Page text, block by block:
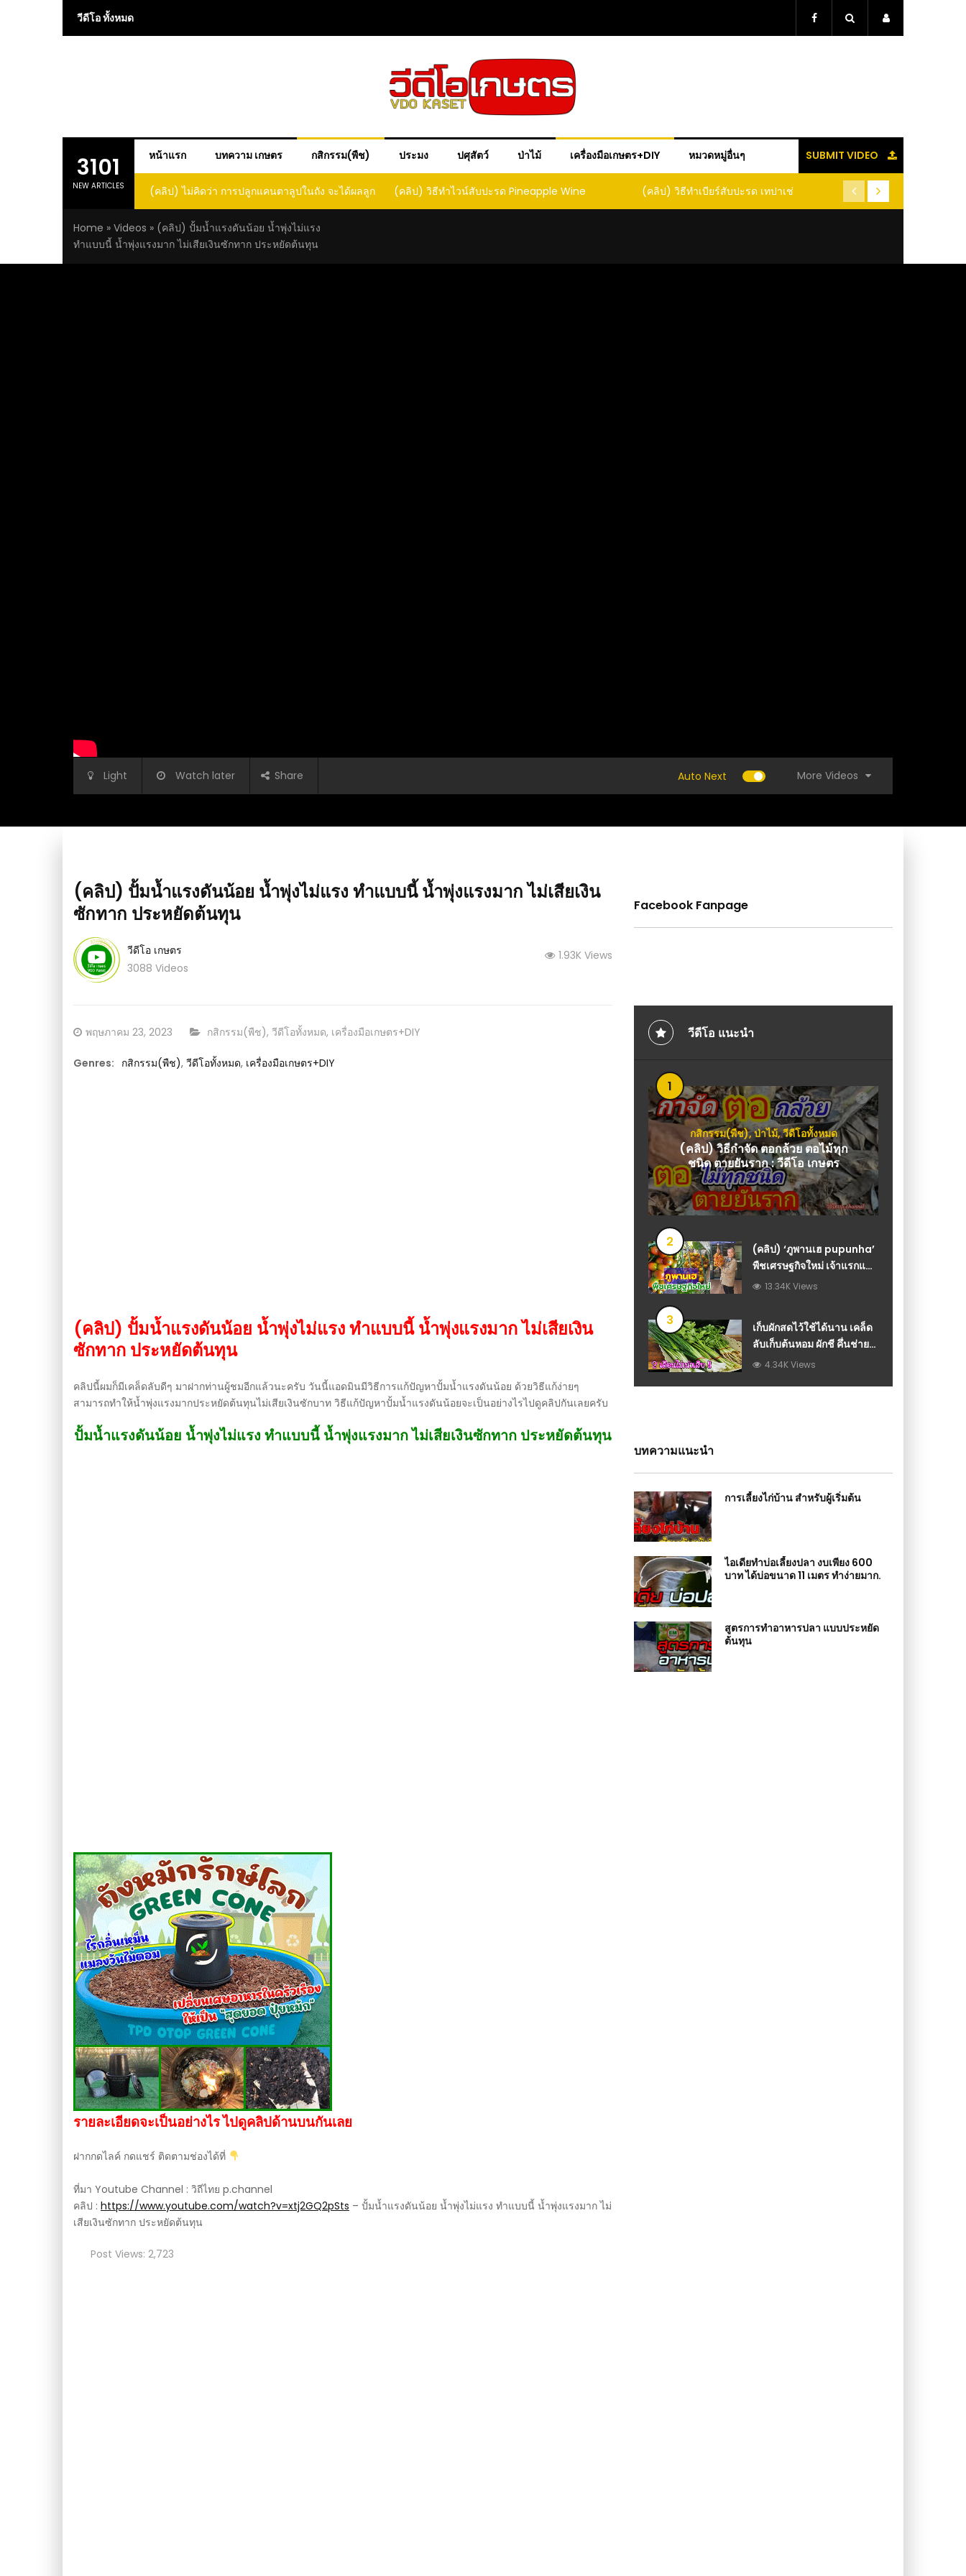
วีดีโอ ทั้งหมด
3101
NEW ARTICLES
หน้าแรก บทความ เกษตร กสิกรรม(พืช) ประมง ปศุสัตว์ ป่าไม้ เครื่องมือเกษตร+DIY หมวดหมู่อื่นๆ SUBMIT VIDEO
ปลูกแคนตาลูปในถัง จะได้ผลลูก
in a barrel would yield
(คลิป) วิธีทำไวน์สับปะรด Pineapple Wine (คลิป) วิธีทำเบียร์สับปะรด เทปาเช่
(คลิป) รู้แล้วจะหนาว!! หัวเดียว สูตรกำจัดเพลี้ย มด
หนอนแมลง หนีกระเจิงทั้งสวน ลองทำดูสิ
(คลิป) ปลูกทุเรียนง่ายๆ ปลูก
ต้นคู่ แบบเสียบยอ
Home » Videos » (คลิป) ปั้มน้ำแรงดันน้อย น้ำพุ่งไม่แรง
ทำแบบนี้ น้ำพุ่งแรงมาก ไม่เสียเงินซักทาก ประหยัดต้นทุน
Light Watch later Share Auto Next More Videos
ถ่านเป็นอย่างไร : (คลิป) วิธีทำหัวโยกน้ำบาดาลด้วยมือ : วีดีโอ เกษตร
(คลิป) 10 อันดับ ผักปลูกง่าย ขายเร็ว รวยไว : วีดีโอ
(คลิป) ปั้มน้ำแรงดันน้อย น้ำพุ่งไม่แรง ทำแบบนี้ น้ำพุ่งแรงมาก ไม่เสียเงิน
ซักทาก ประหยัดต้นทุน
วีดีโอ เกษตร
3088 Videos
1.93K Views
Posted
พฤษภาคม 23, 2023 CATEGORY:
กสิกรรม(พืช), วีดีโอทั้งหมด, เครื่องมือเกษตร+DIY
Genres: กสิกรรม(พืช), วีดีโอทั้งหมด, เครื่องมือเกษตร+DIY
(คลิป) ปั้มน้ำแรงดันน้อย น้ำพุ่งไม่แรง ทำแบบนี้ น้ำพุ่งแรงมาก ไม่เสียเงิน
ซักทาก ประหยัดต้นทุน
คลิปนี้ผมก็มีเคล็ดลับดีๆ มาฝากท่านผู้ชมอีกแล้วนะครับ วันนี้แอดมินมีวิธีการแก้ปัญหาปั้มน้ำแรงดันน้อย ด้วยวิธีแก้ง่ายๆ
สามารถทำให้น้ำพุ่งแรงมากประหยัดต้นทุนไม่เสียเงินซักบาท วิธีแก้ปัญหาปั้มน้ำแรงดันน้อย​​จะเป็นอย่างไรไปดูคลิปกันเลยครับ
ปั้มน้ำแรงดันน้อย น้ำพุ่งไม่แรง ทำแบบนี้ น้ำพุ่งแรงมาก ไม่เสียเงินซักทาก ประหยัดต้นทุน
รายละเอียดจะเป็นอย่างไร ไปดูคลิปด้านบนกันเลย
ฝากกดไลค์ กดแชร์ ติดตามช่องได้ที่
ที่มา Youtube Channel : วิถีไทย p.channel
คลิป : https://www.youtube.com/watch?v=xtj2GQ2pSts – ปั้มน้ำแรงดันน้อย น้ำพุ่งไม่แรง ทำแบบนี้ น้ำพุ่งแรงมาก ไม่
เสียเงินซักทาก ประหยัดต้นทุน
Post Views: 2,723
Facebook Fanpage
วีดีโอ แนะนำ
1
กสิกรรม(พืช),ป่าไม้,วีดีโอทั้งหมด
(คลิป) วิธีกำจัด ตอกล้วย ตอไม้ทุก
ชนิด ตายยันราก : วีดีโอ เกษตร
2
(คลิป) ‘ภูพานเฮ pupunha’
พืชเศรษฐกิจใหม่ เจ้าแรกและ
เจ้าเดียวในไทย : วีดีโอ
13.34K Views
3
เก็บผักสดไว้ใช้ได้นาน เคล็ด
ลับเก็บต้นหอม ผักชี คึ่นช่าย
เก็บแบบนี้ 2 เดือนก็ไม่เน่า
4.34K Views
บทความแนะนำ
การเลี้ยงไก่บ้าน สำหรับผู้เริ่มต้น
ไอเดียทำบ่อเลี้ยงปลา งบเพียง 600
บาท ได้บ่อขนาด 11 เมตร ทำง่ายมาก.
สูตรการทำอาหารปลา แบบประหยัด
ต้นทุน